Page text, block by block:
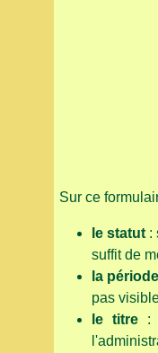
Sur ce
le statut :
suffit de
la
pas
le titre: